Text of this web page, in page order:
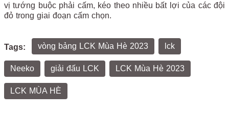
vị tướng buộc phải cấm, kéo theo nhiều bất lợi của các đội
đỏ trong giai đoạn cấm chọn.
Tags: vòng bảng LCK Mùa Hè 2023 lck
Neeko giải đấu LCK LCK Mùa Hè 2023
LCK MÙA HÈ